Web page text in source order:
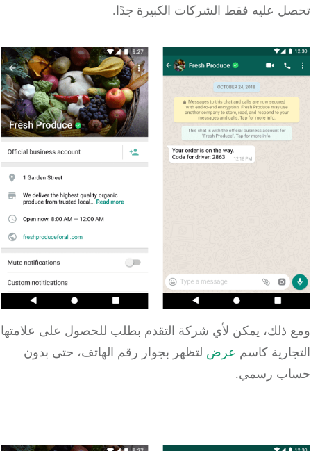
عليه فقط الشركات الكبيرة جدًا.
ذلك، يمكن لأي شركة التقدم بطلب للحصول على علامتها
كاسمعرض لتظهر بجوار رقم الهاتف، حتى بدون
رسمي.